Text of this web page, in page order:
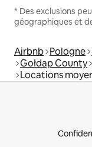
* Des exclusions
géographiques et
Airbnb Pologne
Gołdap County
Locations